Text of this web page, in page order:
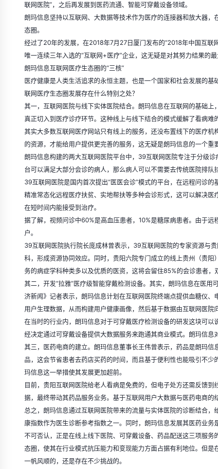
联网医院”，之后再发展到医药流通、智能可穿戴设备领域。
朗玛信息坚持以互联网、大数据等技术作为医疗的连接器和放大器
态圈。
经过了20年的发展，在2018年7月27日厦门发布的“2018年中国互
唯一连续三年入选的“互联网+医疗”企业，这无疑是对其努力结果的
朗玛信息互联网医疗生态圈的“三核”
医疗健康是人类生活追求的永恒主题，也是一个国家和社会发展的
联网医疗生态圈发展存在什么特别之处？
其一，互联网医院与线下实体医院结合。朗玛信息在互联网的基础
真正切入到医疗诊疗环节。这种线上与线下结合的模式缓解了看病难
其实大多数互联网医疗网站只有线上的服务，还没布置线下的医疗
的资源，才能给用户提供更完善的服务，这无疑是朗玛信息的一个重
朗玛信息构建的两大互联网医院平台中，39互联网医院专注于分级
台可以满足大部分会诊的病人，那么病人可以不需要去传统医院排队
39互联网医院是国内首次提出“医医会诊”模式的平台，在远程问诊
精准常态化远程医疗扶贫、实地帮扶等多种会诊形式，这可以解决
在短时间内能接受到治疗。
据了解，视频问诊中60%是高血压患者，10%是糖尿病患者。由于
户。
39互联网医院执行院长庞成林曾表示，39互联网医院的专家资源与
科，形成资源协同效应。同时，贵阳六院专门成立的线上贵州（贵
务的病症学科种类多以及优质的医资，这将会留住85%的会诊患者
其二，开发“拉雅”医疗级智能穿戴检测设备。其实，朗玛信息在医
济新闻》记者表示，朗玛信息计划在互联网医院终端点提供血糖仪
用户生理数据，从而构建用户健康画像，然后基于数据由互联网医院
在当时的行业内，朗玛信息对于可穿戴医疗检测设备的研发这块可
经决定通过可穿戴设备提供大数据服务来跑通其商业模式。朗玛信
其三，医药电商的建立。朗玛信息董事长王伟曾表示，药品是朗玛
品，这会节省患者去药店买药的时间，而且基于便利性也能吸引不
玛信息这一举措使其发展更加超前。
目前，贵阳互联网医院给老人看病是免费的，但电子处方还需反馈
据，最终带动其药品服务业务。基于互联网用户大数据与医药电商
总之，朗玛信息通过互联网医院带来的流量与实体医院的诊断结合
康指数作为医生诊断参考指数之一。同时，朗玛信息发展其医药业
不可否认，正是在线上线下医院、可穿戴设备、药品配送这三项服
态圈，使其在行业模式抗压能力和变现能力方面占据有利地位。但
一帆风顺的，还是存在不少挑战的。